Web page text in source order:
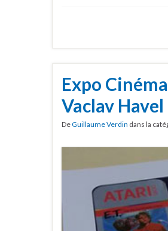
Expo
Vaclav Havel
DeGuillaume Verdin dans la